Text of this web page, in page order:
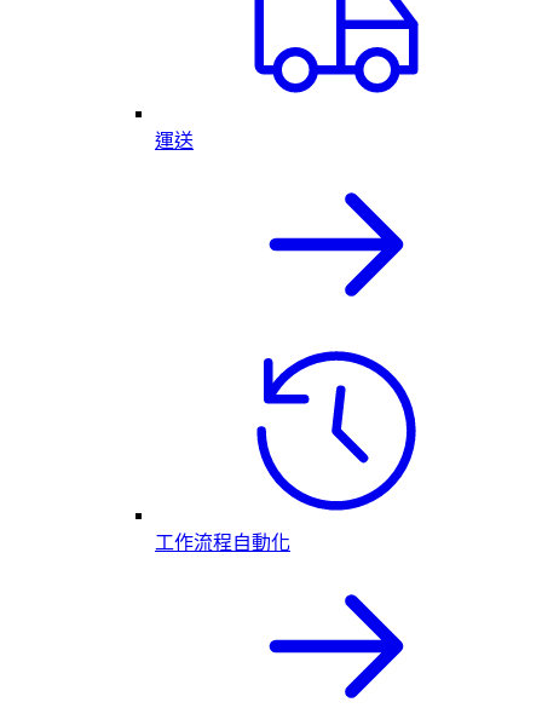
運送
工作流程自動化